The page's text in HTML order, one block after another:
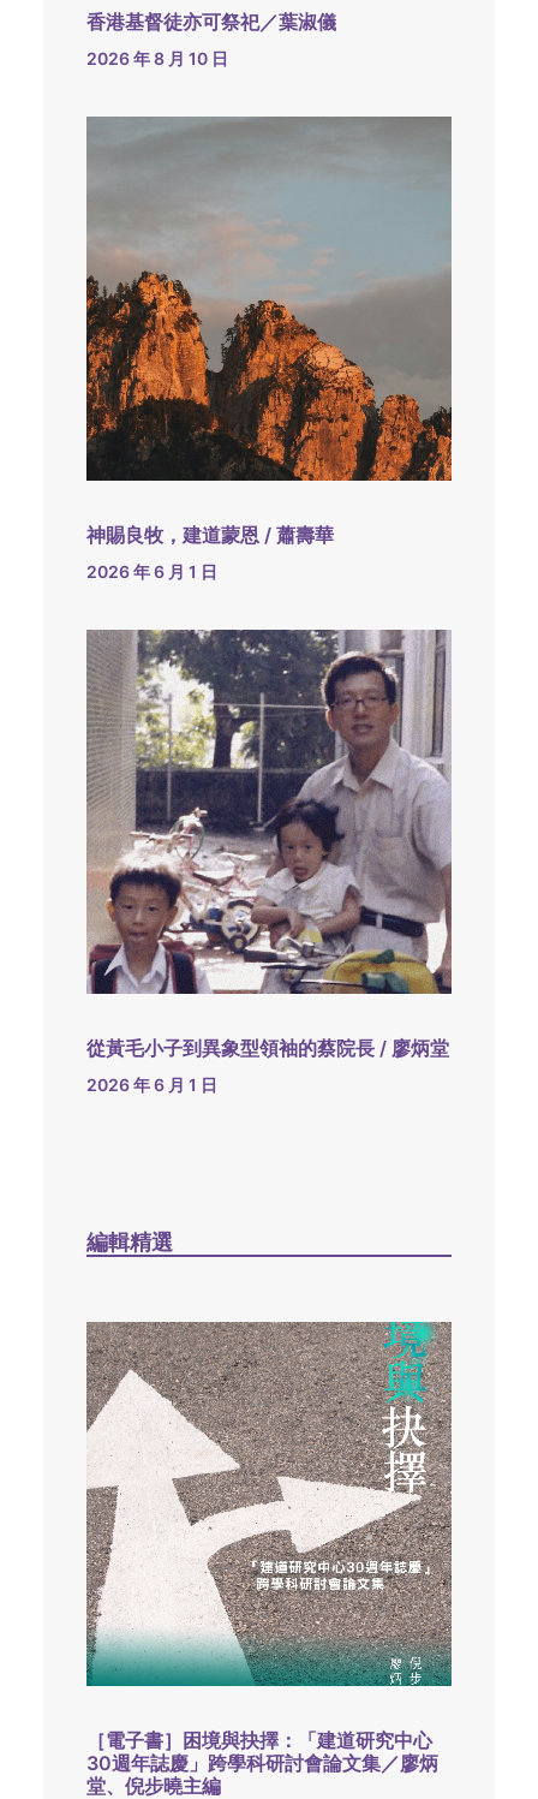
香港基督徒亦可祭祀／葉淑儀
2026 年 8 月 10 日
神賜良牧，建道蒙恩 / 蕭壽華
2026 年 6 月 1 日
從黃毛小子到異象型領袖的蔡院長 / 廖炳堂
2026 年 6 月 1 日
編輯精選
［電子書］困境與抉擇：「建道研究中心
30週年誌慶」跨學科研討會論文集／廖炳
堂、倪步曉主編